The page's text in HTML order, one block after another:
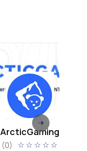
ArcticGaming
(0) ☆ ☆ ☆ ☆ ☆